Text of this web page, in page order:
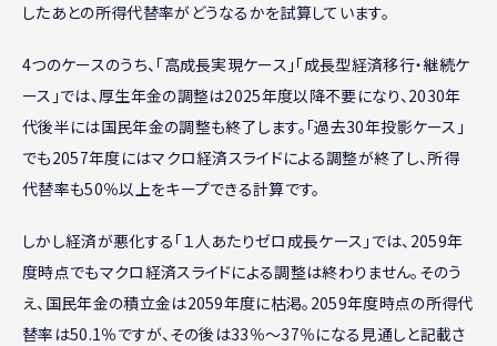
したあとの所得代替率がどうなるかを試算しています。
4つのケースのうち、「高成長実現ケース」「成長型経済移行・継続ケ
ース」では、厚生年金の調整は2025年度以降不要になり、2030年
代後半には国民年金の調整も終了します。「過去30年投影ケース」
でも2057年度にはマクロ経済スライドによる調整が終了し、所得
代替率も50％以上をキープできる計算です。
しかし経済が悪化する「１人あたりゼロ成長ケース」では、2059年
度時点でもマクロ経済スライドによる調整は終わりません。そのう
え、国民年金の積立金は2059年度に枯渇。2059年度時点の所得代
替率は50.1％ですが、その後は33％〜37％になる見通しと記載さ